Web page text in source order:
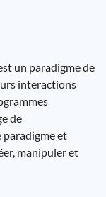
un paradigme de
interactions
de
paradigme et
manipuler et